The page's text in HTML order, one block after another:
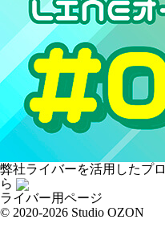
弊社ライバーを活用したプ
ら
ライバー用ページ
© 2020-2026 Studio OZON